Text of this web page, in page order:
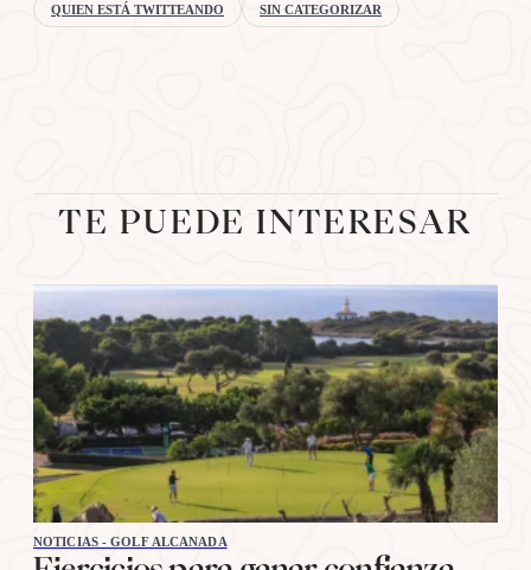
QUIEN ESTÁ TWITTEANDO SIN CATEGORIZAR
TE PUEDE INTERESAR
NOTICIAS - GOLF ALCANADA